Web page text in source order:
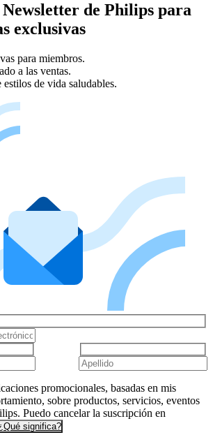
de Philips para
exclusivas
para miembros.
a las ventas.
estilos de vida saludables.
promocionales, basadas en mis
sobre productos, servicios, eventos
Puedo cancelar la suscripción en
significa?